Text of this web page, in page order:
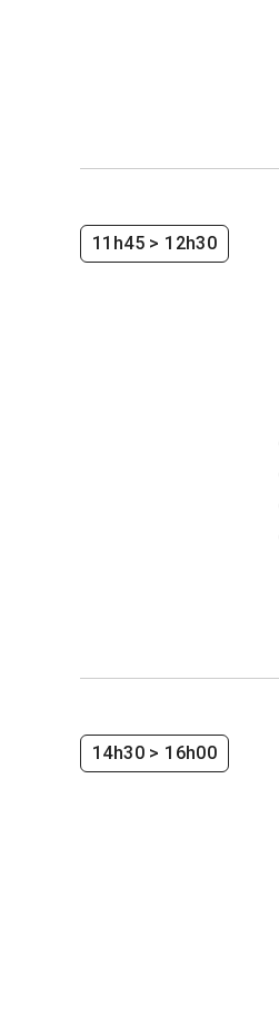
11h45 > 12h30
14h30 > 16h00